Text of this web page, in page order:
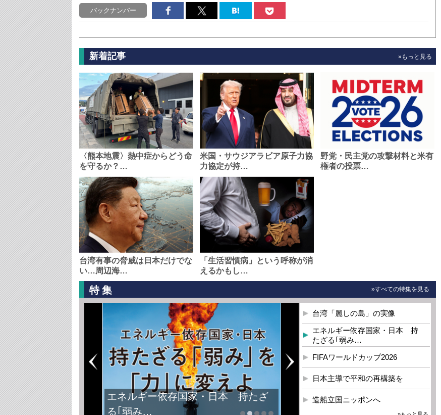
バックナンバー
新着記事 »もっと見る
〈熊本地震〉熱中症からどう命
を守るか？…
米国・サウジアラビア原子力協
力協定が持…
野党・民主党の攻撃材料と米有
権者の投票…
台湾有事の脅威は日本だけでな
い…周辺海…
「生活習慣病」という呼称が消
えるかもし…
特集 »すべての特集を見る
エネルギー依存国家・日本 持たざ
る｢弱み…
台湾「麗しの島」の実像
エネルギー依存国家・日本 持
たざる｢弱み…
FIFAワールドカップ2026
日本主導で平和の再構築を
造船立国ニッポンへ